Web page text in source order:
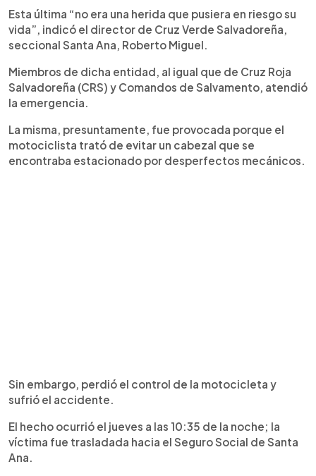
Esta última “no era una herida que pusiera en riesgo su
vida”, indicó el director de Cruz Verde Salvadoreña,
seccional Santa Ana, Roberto Miguel.
Miembros de dicha entidad, al igual que de Cruz Roja
Salvadoreña (CRS) y Comandos de Salvamento, atendió
la emergencia.
La misma, presuntamente, fue provocada porque el
motociclista trató de evitar un cabezal que se
encontraba estacionado por desperfectos mecánicos.
Sin embargo, perdió el control de la motocicleta y
sufrió el accidente.
El hecho ocurrió el jueves a las 10:35 de la noche; la
víctima fue trasladada hacia el Seguro Social de Santa
Ana.